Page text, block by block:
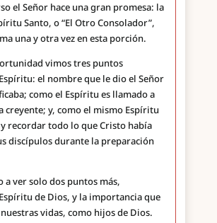
el Señor hace una gran promesa: la
Santo, o “El Otro Consolador”,
una y otra vez en esta porción.
vimos tres puntos
el nombre que le dio el Señor
como el Espíritu es llamado a
creyente; y, como el mismo Espíritu
recordar todo lo que Cristo había
discípulos durante la preparación
a ver solo dos puntos más,
de Dios, y la importancia que
vidas, como hijos de Dios.